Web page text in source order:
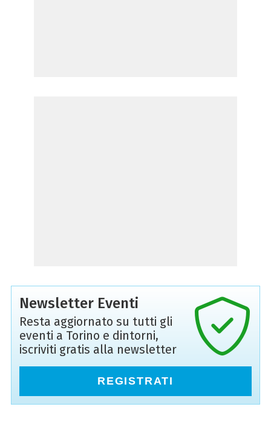
Newsletter Eventi
Resta aggiornato su tutti gli
eventi a Torino e dintorni,
iscriviti gratis alla newsletter
REGISTRATI